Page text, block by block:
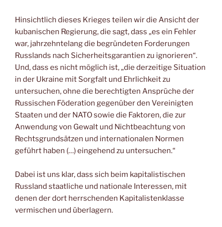
Hinsichtlich dieses Krieges teilen wir die Ansicht der
kubanischen Regierung, die sagt, dass „es ein Fehler
war, jahrzehntelang die begründeten Forderungen
Russlands nach Sicherheitsgarantien zu ignorieren“.
Und, dass es nicht möglich ist, „die derzeitige Situation
in der Ukraine mit Sorgfalt und Ehrlichkeit zu
untersuchen, ohne die berechtigten Ansprüche der
Russischen Föderation gegenüber den Vereinigten
Staaten und der NATO sowie die Faktoren, die zur
Anwendung von Gewalt und Nichtbeachtung von
Rechtsgrundsätzen und internationalen Normen
geführt haben (…) eingehend zu untersuchen.“
Dabei ist uns klar, dass sich beim kapitalistischen
Russland staatliche und nationale Interessen, mit
denen der dort herrschenden Kapitalistenklasse
vermischen und überlagern.